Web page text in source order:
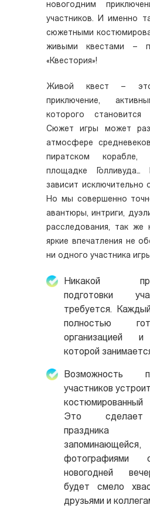
новогодним
участников. И именно
сюжетными
живыми квестами –
«Квестория»!
Живой квест – это
приключение,
которого
Сюжет игры может
атмосфере
пиратском корабле,
площадке
зависит исключительно
Но мы совершенно
авантюры, интриги,
расследования, так же
яркие впечатления не
ни одного участника
Никакой
подготовки
требуется.
полностью
организацией и
которой
Возможность
участников
Это сделает
фотографиями
новогодней
будет смело
друзьями и